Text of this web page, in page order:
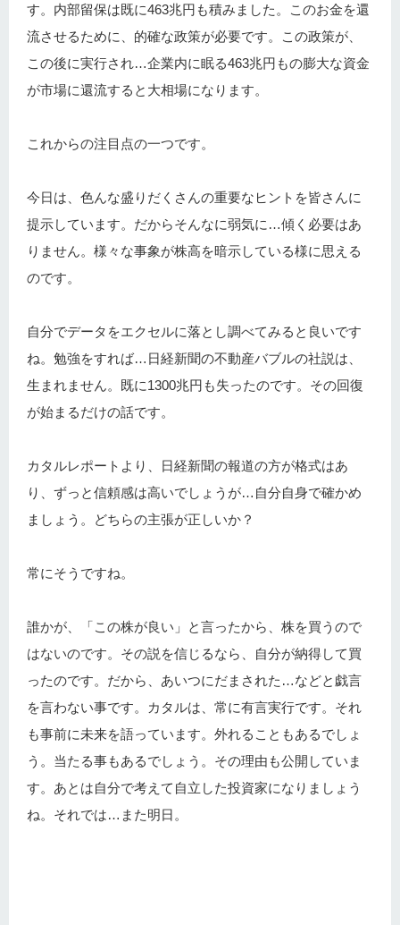
す。内部留保は既に463兆円も積みました。このお金を還
流させるために、的確な政策が必要です。この政策が、
この後に実行され…企業内に眠る463兆円もの膨大な資金
が市場に還流すると大相場になります。
これからの注目点の一つです。
今日は、色んな盛りだくさんの重要なヒントを皆さんに
提示しています。だからそんなに弱気に…傾く必要はあ
りません。様々な事象が株高を暗示している様に思える
のです。
自分でデータをエクセルに落とし調べてみると良いです
ね。勉強をすれば…日経新聞の不動産バブルの社説は、
生まれません。既に1300兆円も失ったのです。その回復
が始まるだけの話です。
カタルレポートより、日経新聞の報道の方が格式はあ
り、ずっと信頼感は高いでしょうが…自分自身で確かめ
ましょう。どちらの主張が正しいか？
常にそうですね。
誰かが、「この株が良い」と言ったから、株を買うので
はないのです。その説を信じるなら、自分が納得して買
ったのです。だから、あいつにだまされた…などと戯言
を言わない事です。カタルは、常に有言実行です。それ
も事前に未来を語っています。外れることもあるでしょ
う。当たる事もあるでしょう。その理由も公開していま
す。あとは自分で考えて自立した投資家になりましょう
ね。それでは…また明日。